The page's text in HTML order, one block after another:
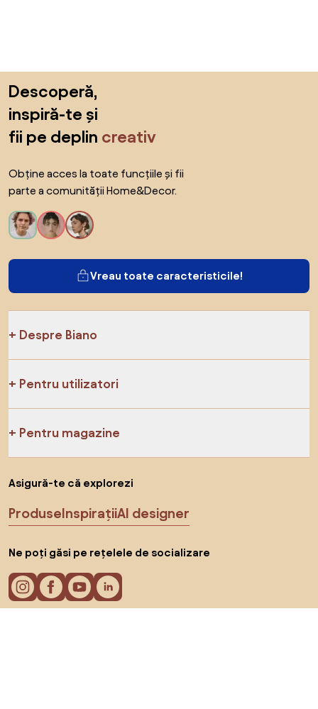
Descoperă,
inspiră-te și
fii pe deplin creativ
Obține acces la toate funcțiile și fii
parte a comunității Home&Decor.
Vreau toate caracteristicile!
Despre Biano
Pentru utilizatori
Pentru magazine
Asigură-te că explorezi
ProduseInspirațiiAI designer
Ne poți găsi pe rețelele de socializare